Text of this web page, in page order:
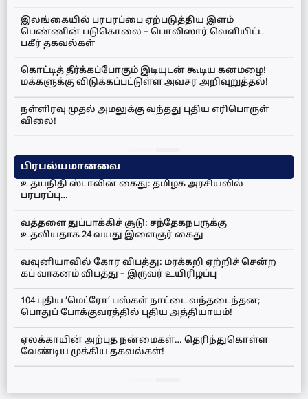
இலங்கையில் பரபரப்பை ஏற்படுத்திய இளம்
பெண்ணின் படுகொலை – பொலிஸார் வெளியிட்ட
பகீர் தகவல்கள்
கொட்டித் தீர்க்கப்போகும் இடியுடன் கூடிய கனமழை!
மக்களுக்கு விடுக்கப்பட்டுள்ள அவசர அறிவுறுத்தல்!
நள்ளிரவு முதல் அமலுக்கு வந்தது புதிய எரிபொருள்
விலை!
பிரபல்யமானவை
உதயநிதி ஸ்டாலின் கைது: தமிழக அரசியலில்
பரபரப்பு…
வத்தளை துப்பாக்கிச் சூடு: சந்தேகநபருக்கு
உதவியதாக 24 வயது இளைஞர் கைது
வவுனியாவில் கோர விபத்து: மரக்கறி ஏற்றிச் சென்ற
கப் வாகனம் விபத்து – இருவர் உயிரிழப்பு
104 புதிய ‘மெட்ரோ’ பஸ்கள் நாட்டை வந்தடைந்தன;
பொதுப் போக்குவரத்தில் புதிய அத்தியாயம்!
ஏலக்காயின் அற்புத நன்மைகள்… தெரிந்துகொள்ள
வேண்டிய முக்கிய தகவல்கள்!